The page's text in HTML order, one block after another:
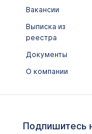
Вакансии
Выписка из
реестра
Документы
О компании
Подпишитесь